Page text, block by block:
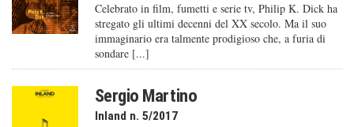
Celebrato in film, fumetti e serie tv, Philip K. Dick ha
stregato gli ultimi decenni del XX secolo. Ma il suo
immaginario era talmente prodigioso che, a furia di
sondare [...]
Sergio Martino
Inland n. 5/2017